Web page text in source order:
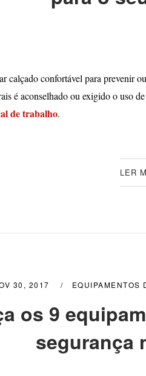
calçado confortável para prevenir
é aconselhado ou exigido o uso
de trabalho.
LER
30, 2017 EQUIPAMENTOS
os 9
segurança